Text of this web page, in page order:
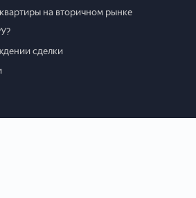
на вторичном рынке
сделки